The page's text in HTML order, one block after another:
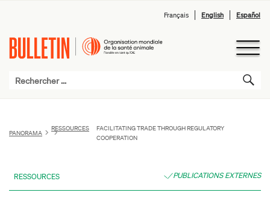
Français English Español
PANORAMA
RESSOURCES
FACILITATING TRADE THROUGH REGULATORY
COOPERATION
RESSOURCES PUBLICATIONS EXTERNES